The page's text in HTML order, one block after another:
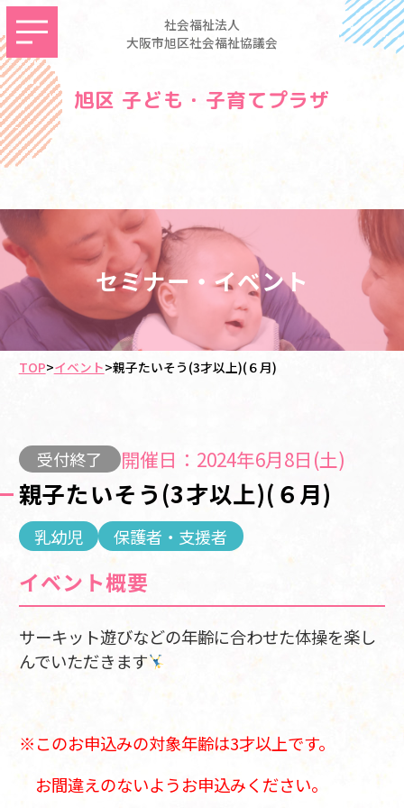
社会福祉法人
大阪市旭区社会福祉協議会
旭区 子ども・子育てプラザ
セミナー・イベント
TOP>イベント>親子たいそう(3才以上)(６月)
受付終了 開催日：2024年6月8日(土)
親子たいそう(3才以上)(６月)
乳幼児 保護者・支援者
イベント概要
サーキット遊びなどの年齢に合わせた体操を楽し
んでいただきます
※このお申込みの対象年齢は3才以上です。
お間違えのないようお申込みください。